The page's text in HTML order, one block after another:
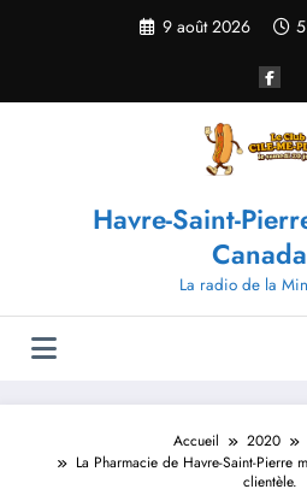
9 août 2026
Havre-Saint-
La radio de la
Accueil 2020
La Pharmacie de Havre-Saint-Pierre
clientèle.